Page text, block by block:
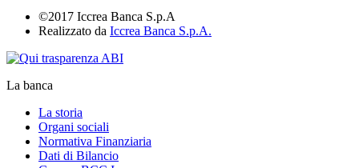
©2017 Iccrea Banca S.p.A
Realizzato da Iccrea Banca S.p.A.
La banca
La storia
Organi sociali
Normativa Finanziaria
Dati di Bilancio